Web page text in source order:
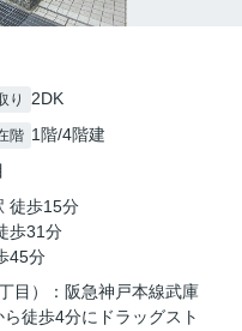
り 2DK
階 1階/4階建
徒歩15分
歩31分
45分
目）：阪急神戸本線武庫
徒歩4分にドラッグスト